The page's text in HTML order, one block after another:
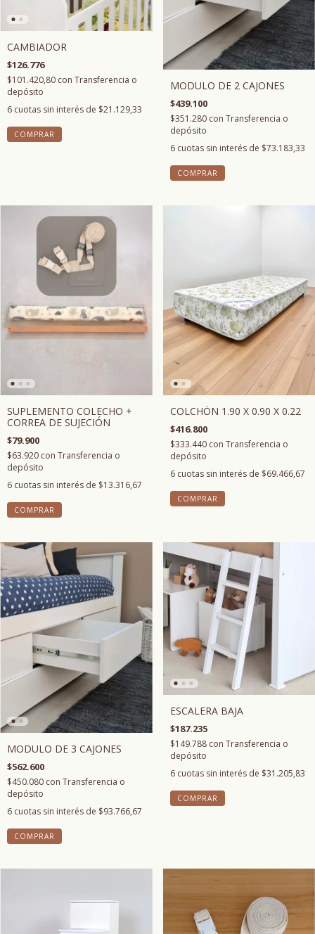
CAMBIADOR
$126.776
$101.420,80 con Transferencia o
depósito
6 cuotas sin interés de $21.129,33
COMPRAR
MODULO DE 2 CAJONES
$439.100
$351.280 con Transferencia o
depósito
6 cuotas sin interés de $73.183,33
COMPRAR
SUPLEMENTO COLECHO +
CORREA DE SUJECIÓN
$79.900
$63.920 con Transferencia o
depósito
6 cuotas sin interés de $13.316,67
COMPRAR
COLCHÓN 1.90 X 0.90 X 0.22
$416.800
$333.440 con Transferencia o
depósito
6 cuotas sin interés de $69.466,67
COMPRAR
MODULO DE 3 CAJONES
$562.600
$450.080 con Transferencia o
depósito
6 cuotas sin interés de $93.766,67
COMPRAR
ESCALERA BAJA
$187.235
$149.788 con Transferencia o
depósito
6 cuotas sin interés de $31.205,83